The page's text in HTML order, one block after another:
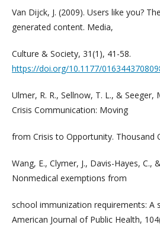
Van Dijck, J. (2009). Users like you?
generated content. Media,
Culture & Society, 31(1), 41-58.
https://doi.org/10.1177/
Ulmer, R. R., Sellnow, T. L., & Seeger,
Crisis Communication: Moving
from Crisis to Opportunity. Thousand
Wang, E., Clymer, J., Davis-Hayes, C.,
Nonmedical exemptions from
school immunization requirements: A
American Journal of Public Health,